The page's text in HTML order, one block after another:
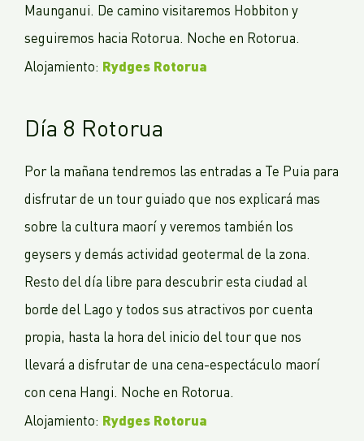
Maunganui. De camino visitaremos Hobbiton y
seguiremos hacia Rotorua. Noche en Rotorua.
Alojamiento: Rydges Rotorua
Día 8 Rotorua
Por la mañana tendremos las entradas a Te Puia para
disfrutar de un tour guiado que nos explicará mas
sobre la cultura maorí y veremos también los
geysers y demás actividad geotermal de la zona.
Resto del día libre para descubrir esta ciudad al
borde del Lago y todos sus atractivos por cuenta
propia, hasta la hora del inicio del tour que nos
llevará a disfrutar de una cena-espectáculo maorí
con cena Hangi. Noche en Rotorua.
Alojamiento: Rydges Rotorua